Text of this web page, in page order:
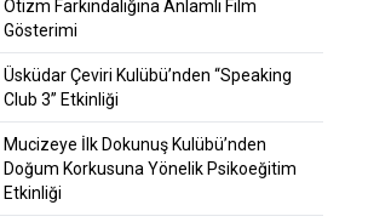
Otizm Farkındalığına Anlamlı Film
Gösterimi
Üsküdar Çeviri Kulübü’nden “Speaking
Club 3” Etkinliği
Mucizeye İlk Dokunuş Kulübü’nden
Doğum Korkusuna Yönelik Psikoeğitim
Etkinliği